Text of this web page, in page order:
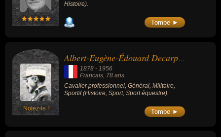
Histoire).
Tombe ►
Notez-le !
1878 - 1956
Francais , 78 ans
Cavalier professionnel, Général, Militaire,
Sportif (Histoire, Sport, Sport équestre).
Tombe ►